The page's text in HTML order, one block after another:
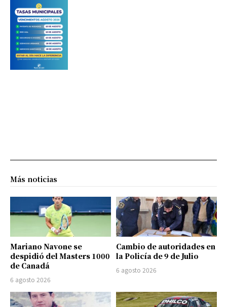
Más noticias
Mariano Navone se
despidió del Masters 1000
de Canadá
6 agosto 2026
Cambio de autoridades en
la Policía de 9 de Julio
6 agosto 2026